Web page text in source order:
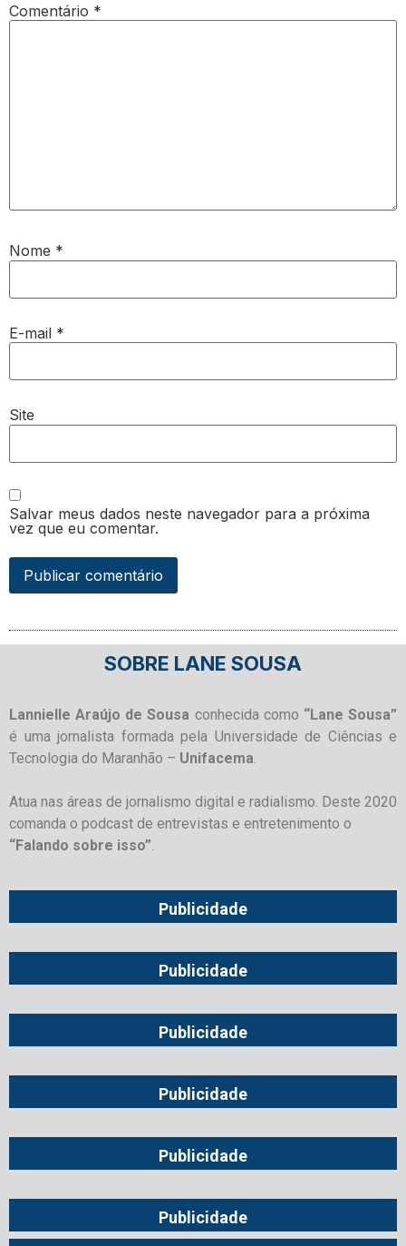
Comentário *
Nome *
E-mail *
Site
Salvar meus dados neste navegador para a próxima
vez que eu comentar.
SOBRE LANE SOUSA
Lannielle Araújo de Sousa conhecida como “Lane Sousa”
é uma jornalista formada pela Universidade de Ciências e
Tecnologia do Maranhão – Unifacema
Atua nas áreas de jornalismo digital e radialismo. Deste 2020
comanda o podcast de entrevistas e entretenimento o
“Falando sobre isso”.
Publicidade
Publicidade
Publicidade
Publicidade
Publicidade
Publicidade